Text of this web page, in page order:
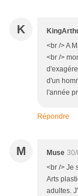
K
<br /> A
<br />
d'un
l'année
Répondre
M Muse
<br /> Je
Arts
adultes.